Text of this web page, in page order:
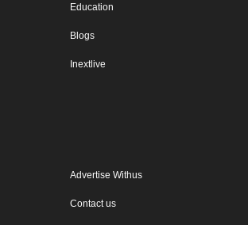
Education
Blogs
Inextlive
Advertise Withus
Contact us